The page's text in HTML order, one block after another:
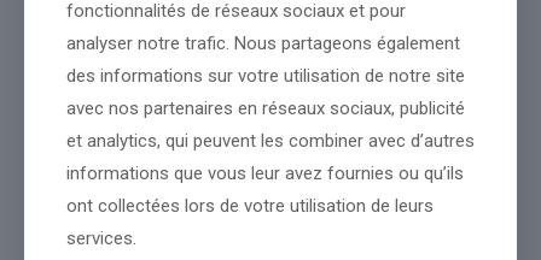
évolution.
Dans le même thème
fonctionnalités de réseaux sociaux et pour
analyser notre trafic. Nous partageons également
des informations sur votre utilisation de notre site
avec nos partenaires en réseaux sociaux, publicité
et analytics, qui peuvent les combiner avec d’autres
informations que vous leur avez fournies ou qu’ils
ont collectées lors de votre utilisation de leurs
services.